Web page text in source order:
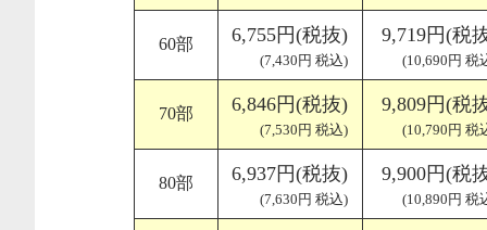
60部 6,755円(税抜)
(7,430円 税込)
9,719円(税
(10,690円 税
70部 6,846円(税抜)
(7,530円 税込)
9,809円(税
(10,790円 税
80部 6,937円(税抜)
(7,630円 税込)
9,900円(税
(10,890円 税